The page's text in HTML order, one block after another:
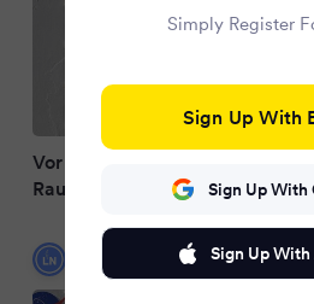
Vor Rückholaktion:
Raumstation ISS
Lübecker Nachrichten
7 months ago
Simply Register
Sign Up With
Sign Up With
Sign Up